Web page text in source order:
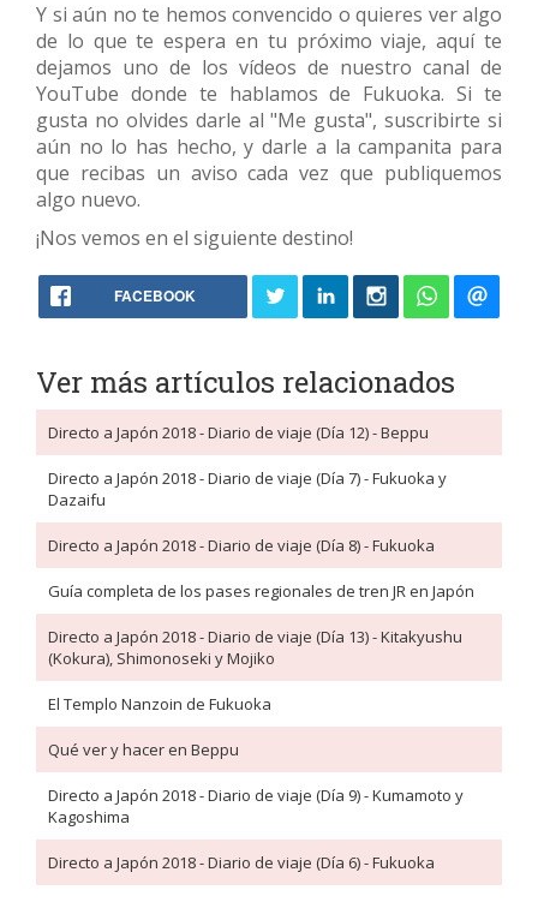
Y si aún no te hemos convencido o quieres ver algo
de lo que te espera en tu próximo viaje, aquí te
dejamos uno de los vídeos de nuestro canal de
YouTube donde te hablamos de Fukuoka. Si te
gusta no olvides darle al "Me gusta", suscribirte si
aún no lo has hecho, y darle a la campanita para
que recibas un aviso cada vez que publiquemos
algo nuevo.
¡Nos vemos en el siguiente destino!
FACEBOOK
Ver más artículos relacionados
Directo a Japón 2018 - Diario de viaje (Día 12) - Beppu
Directo a Japón 2018 - Diario de viaje (Día 7) - Fukuoka y
Dazaifu
Directo a Japón 2018 - Diario de viaje (Día 8) - Fukuoka
Guía completa de los pases regionales de tren JR en Japón
Directo a Japón 2018 - Diario de viaje (Día 13) - Kitakyushu
(Kokura), Shimonoseki y Mojiko
El Templo Nanzoin de Fukuoka
Qué ver y hacer en Beppu
Directo a Japón 2018 - Diario de viaje (Día 9) - Kumamoto y
Kagoshima
Directo a Japón 2018 - Diario de viaje (Día 6) - Fukuoka